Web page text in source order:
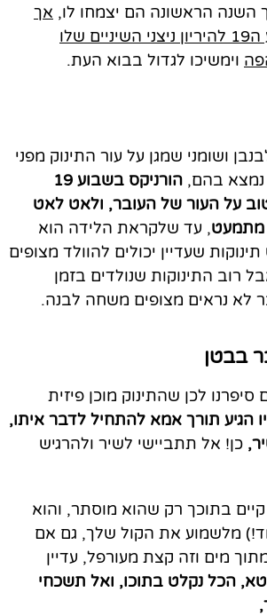
השנה הראשונה הם יצמחו לו, אך
ניצני השיניים שלו
וימשיכו לגדול בבוא העת.
ושומני שמגן על עור התינוק מפני
בהם,
הורניקס בשבוע 19
טוב על העור של העובר, ולאט לאט
מתמעט, עד שלקראת הלידה הוא
שעדיין יכולים להוולד מצופים
רוב התינוקות שנולדים בזמן
לא נראים מצופים משחה לבנה.
בבטן
לכן שהתינוק מוכן פיזית
הגיע תורך אמא להתחיל לדבר איתו,
כן! אל תתביישי לשיר ולהרגיש
בתוכך רק שהוא מוסתר, והוא
מלשמוע את הקול שלך, גם אם
מים וזה קצת מעורפל, עדיין
הכל נקלט בתוכו, ואל תשכחי